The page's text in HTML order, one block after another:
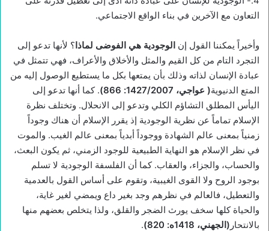
التعاون مع الآخرين في بناء الواقع الاجتماعي.
وأخيراً يمكننا القول إن الوجودية هي الفوضى لماذا؟ لأنها تدعو إلى
التجرد التام من كل القيم والمثل والأخلاق والأعراف، فهي تتمثل في
عبادة الإنسان لذاته وذلك بأن يمتعها بكل ما يستطيع الوصول إليه من
المتع الدنيوية( عواجي، 1427/2007: 866)
. كما أنها تدعو إلى
اليأس المطلق التشاؤم الكلي وتدعو إلى الانحلال. وتختلف نظرة
الإسلام تماماً عن نظرية الوجودية إذ يقرر الإسلام أن هناك وجوداً
زمنياً بمعنى عالم الشهادة ووجوداً أبدياً بمعنى عالم الغيب. والموت
في نظر الإسلام هو النهاية الطبيعية للوجود الزمني، ثم يكون البعث،
والحساب، والجزاء، والعقاب. كما أن الفلسفة الوجودية لا تسلم
بوجود الروح ولا القوى الغيبية، وتقوم على أساس القول بالعدمية
والتعطيل، فالعالم في نظرهم وجد بغير داع ويمضي لغير غاية،
والحياة كلها سخف يورث الضجر والقلق، ولذا يتخلص بعضهم منها
بالانتحار (الجهني، 1418ه: 820) .